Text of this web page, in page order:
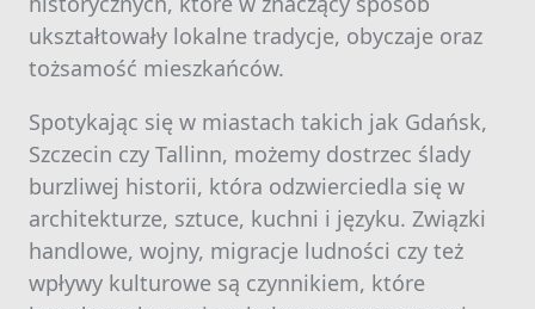
ukształtowały lokalne tradycje, obyczaje oraz
tożsamość mieszkańców.
Spotykając się w miastach takich jak Gdańsk,
Szczecin czy Tallinn, możemy dostrzec ślady
burzliwej historii, która odzwierciedla się w
architekturze, sztuce, kuchni i języku. Związki
handlowe, wojny, migracje ludności czy też
wpływy kulturowe są czynnikiem, które